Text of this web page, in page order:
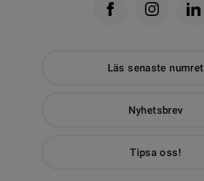
Läs senaste numret
Nyhetsbrev
Tipsa oss!